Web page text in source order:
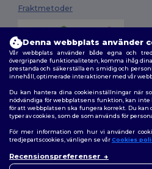
Fraktmetoder
2026. Alla rättigheter
Allmänna Villkor|Anpassad policy
|Karta över webbplatsen
Följ oss
Denna webbplats använder
Vår webbplats använder både egna och
övergripande funktionaliteten, komma ihåg
prestanda och säkerställa en smidig och
innehåll, optimerade interaktioner med vår
Du kan hantera dina cookieinställningar när
nödvändiga för webbplatsens funktion, kan
för att webbplatsen ska fungera korrekt. Du kan
typer av cookies, som de som används för
För mer information om hur vi använder
tredjepartscookies, vänligen se vårCookies
Recensionspreferenser